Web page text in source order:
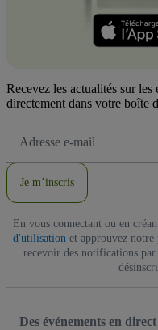
Recevez les actualités sur
directement dans votre boîte
e-
Je m’inscris
En vous connectant ou en
d'utilisation et approuvez notre
recevoir des notifications
Des événements en